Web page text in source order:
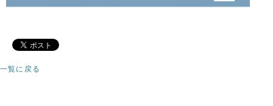
一覧に戻る